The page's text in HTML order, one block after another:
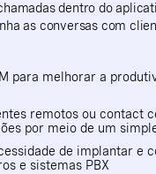
dentro do
as conversas com
para melhorar a
remotos ou contact
por meio de um
de implantar e
e sistemas PBX